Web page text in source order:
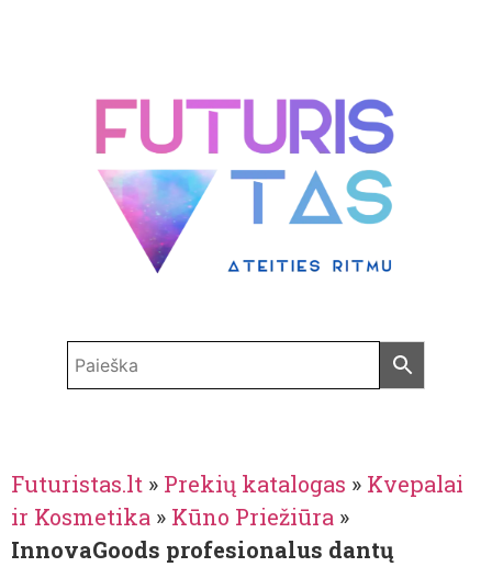
Futuristas.lt » Prekių katalogas » Kvepalai
ir Kosmetika » Kūno Priežiūra »
InnovaGoods profesionalus dantų